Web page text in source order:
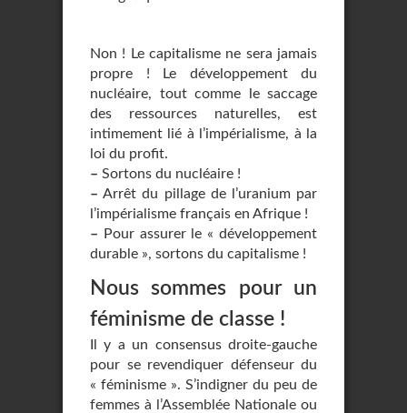
Non ! Le capitalisme ne sera jamais
propre ! Le développement du
nucléaire, tout comme le saccage
des ressources naturelles, est
intimement lié à l’impérialisme, à la
loi du profit.
– Sortons du nucléaire !
– Arrêt du pillage de l’uranium par
l’impérialisme français en Afrique !
– Pour assurer le « développement
durable », sortons du capitalisme !
Nous sommes pour un
féminisme de classe !
Il y a un consensus droite-gauche
pour se revendiquer défenseur du
« féminisme ». S’indigner du peu de
femmes à l’Assemblée Nationale ou